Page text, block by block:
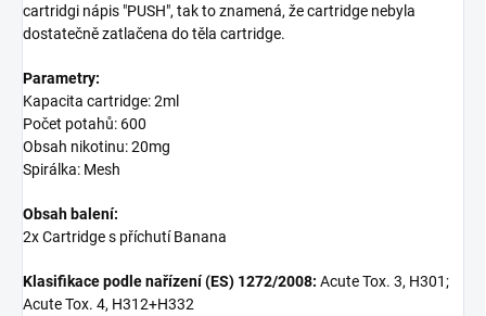
cartridgi nápis "PUSH", tak to znamená, že cartridge nebyla
dostatečně zatlačena do těla cartridge.
Parametry:
Kapacita cartridge: 2ml
Počet potahů: 600
Obsah nikotinu: 20mg
Spirálka: Mesh
Obsah balení:
2x Cartridge s příchutí Banana
Klasifikace podle nařízení (ES) 1272/2008: Acute Tox. 3, H301;
Acute Tox. 4, H312+H332